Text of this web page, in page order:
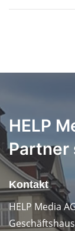
HELP
Partner
Kontakt
HELP Media